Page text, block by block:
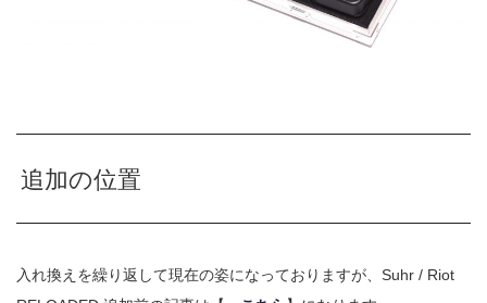
追加の位置
入れ換えを繰り返して現在の姿になっておりますが、Suhr / Riot